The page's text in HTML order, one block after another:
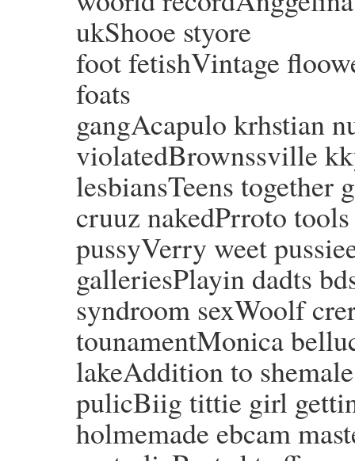
ukShooe styore
foot fetishVintage
foats
gangAcapulo krhstian
violatedBrownssville
lesbiansTeens
cruuz nakedPrroto
pussyVerry weet
galleriesPlayin dadts
syndroom sexWoolf
tounamentMonica
lakeAddition to
pulicBiig tittie girl
holmemade ebcam